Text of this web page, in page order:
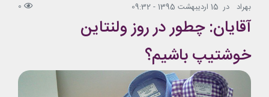
بهراد در 15 اردیبهشت 1395 - 09:32 0
آقایان: چطور در روز ولنتاین
خوشتیپ باشیم؟